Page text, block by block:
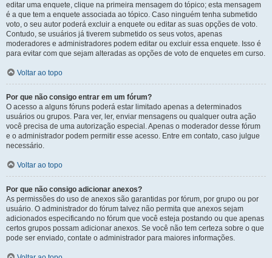
editar uma enquete, clique na primeira mensagem do tópico; esta mensagem
é a que tem a enquete associada ao tópico. Caso ninguém tenha submetido
voto, o seu autor poderá excluir a enquete ou editar as suas opções de voto.
Contudo, se usuários já tiverem submetido os seus votos, apenas
moderadores e administradores podem editar ou excluir essa enquete. Isso é
para evitar com que sejam alteradas as opções de voto de enquetes em curso.
Voltar ao topo
Por que não consigo entrar em um fórum?
O acesso a alguns fóruns poderá estar limitado apenas a determinados
usuários ou grupos. Para ver, ler, enviar mensagens ou qualquer outra ação
você precisa de uma autorização especial. Apenas o moderador desse fórum
e o administrador podem permitir esse acesso. Entre em contato, caso julgue
necessário.
Voltar ao topo
Por que não consigo adicionar anexos?
As permissões do uso de anexos são garantidas por fórum, por grupo ou por
usuário. O administrador do fórum talvez não permita que anexos sejam
adicionados especificando no fórum que você esteja postando ou que apenas
certos grupos possam adicionar anexos. Se você não tem certeza sobre o que
pode ser enviado, contate o administrador para maiores informações.